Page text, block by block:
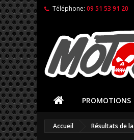
Téléphone: 09 51 53 91 20
PROMOTIONS
Accueil Résultats de